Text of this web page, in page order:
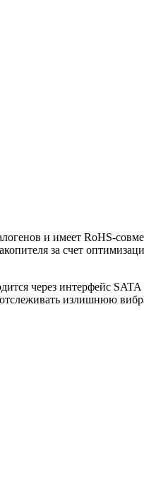
и имеет RoHS-
за счет
через интерфейс SATA
излишнюю